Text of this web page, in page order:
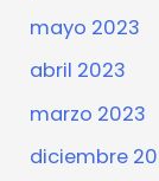
mayo 2023
abril 2023
marzo 2023
diciembre